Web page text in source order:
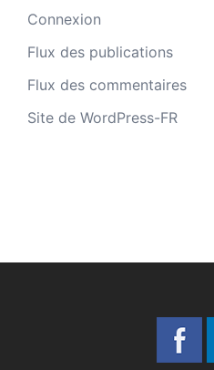
Connexion
Flux des publications
Flux des commentaires
Site de WordPress-FR